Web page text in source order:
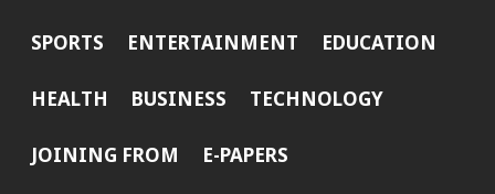
SPORTS ENTERTAINMENT EDUCATION
HEALTH BUSINESS TECHNOLOGY
JOINING FROM E-PAPERS